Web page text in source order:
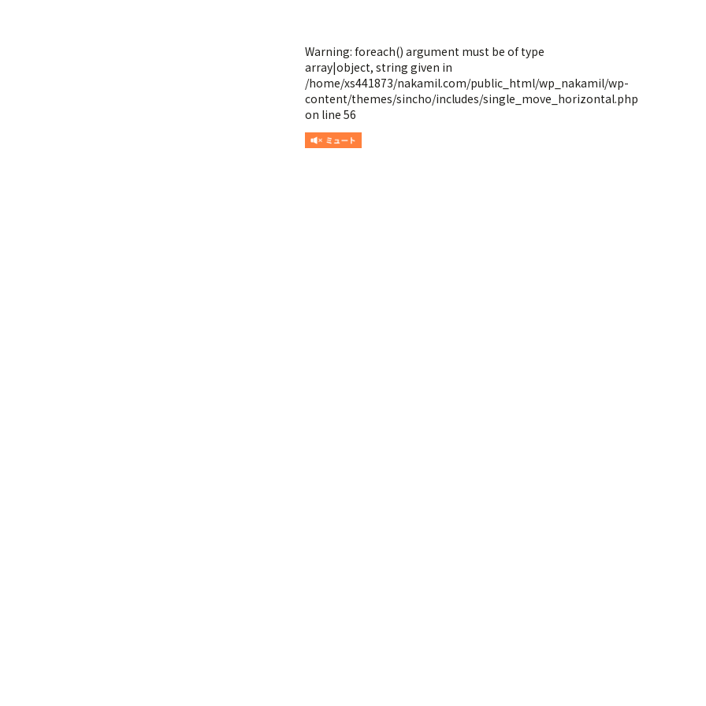
Warning: foreach() argument must be of type
array|object, string given in
/home/xs441873/nakamil.com/public_html/wp_nakamil/wp-
content/themes/sincho/includes/single_move_horizontal.php
on line 56